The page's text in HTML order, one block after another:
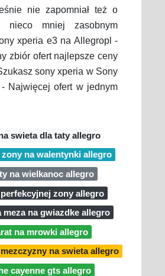
nie zapomniał też o
nieco mniej zasobnym
xperia e3 na Allegropl -
zbiór ofert najlepsze ceny
sony xperia w Sony
Najwięcej ofert w jednym
swieta dla taty allegro
na walentynki allegro
na wielkanoc allegro
zony allegro
meza na gwiazdke allegro
na mrowki allegro
na swieta allegro
cayenne gts allegro